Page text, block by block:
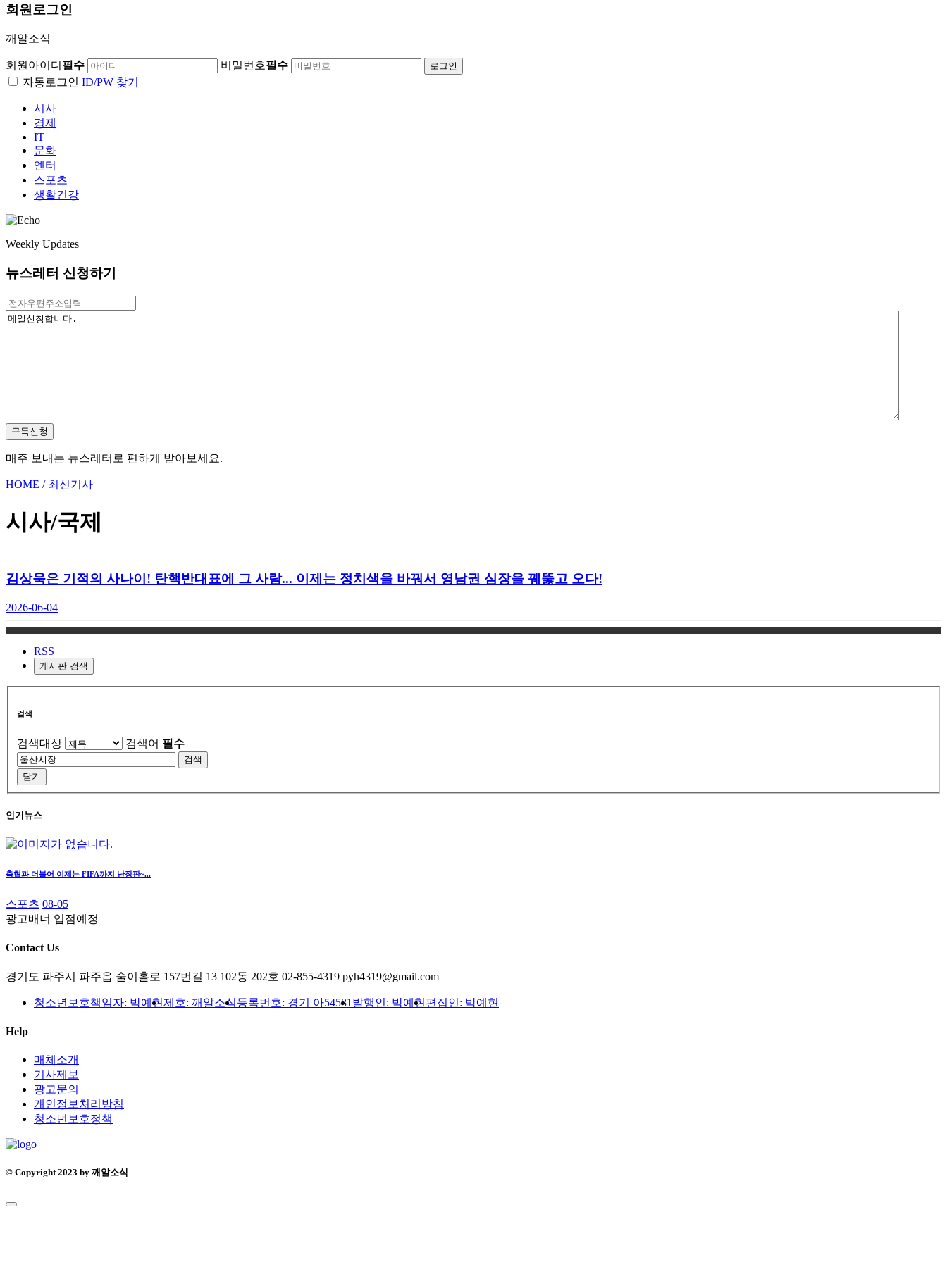
회원 로그인
깨알소식
회원아이디 필수 비밀번호필수
자동로그인 ID/PW 찾기
시사
경제
IT
문화
엔터
스포츠
생활건강
Weekly Updates
뉴스레터 신청하기
구독신청
매주 보내는 뉴스레터로 편하게 받아보세요.
HOME / 최신기사
시사/국제
김상욱은 기적의 사나이! 탄핵반대표에 그 사람... 이제는 정치색을 바꿔서 영남권 심장을 꿰뚫고 오다!
2026-06-04
RSS
게시판 검색
검색
검색대상 검색어 필수
검색
닫기
인기뉴스
축협과 더불어 이제는 FIFA까지 난장판~...
스포츠 08-05
광고배너 입점예정
Contact Us
경기도 파주시 파주읍 술이홀로 157번길 13 102동 202호 02-855-4319 pyh4319@gmail.com
청소년보호책임자: 박예현제호: 깨알소식등록번호: 경기 아54581 발행인: 박예현 편집인: 박예현
Help
매체소개
기사제보
광고문의
개인정보처리방침
청소년보호정책
© Copyright 2023 by 깨알소식